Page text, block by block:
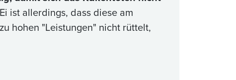
ist allerdings, dass diese am
hohen "Leistungen" nicht rüttelt,